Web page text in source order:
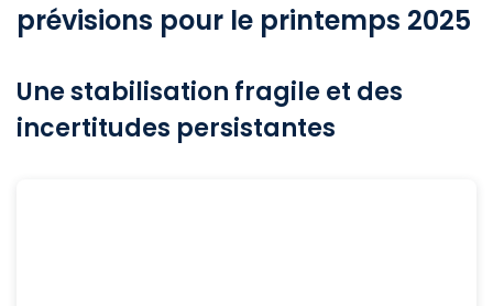
prévisions pour le printemps 2025
Une stabilisation fragile et des
incertitudes persistantes